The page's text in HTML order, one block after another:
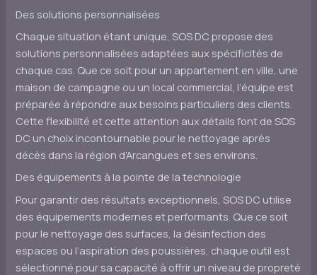
Des solutions personnalisées
Chaque situation étant unique, SOS DC propose des
solutions personnalisées adaptées aux spécificités de
chaque cas. Que ce soit pour un appartement en ville, une
maison de campagne ou un local commercial, l’équipe est
préparée à répondre aux besoins particuliers des clients.
Cette flexibilité et cette attention aux détails font de SOS
DC un choix incontournable pour le nettoyage après
décès dans la région d’Arcangues et ses environs.
Des équipements à la pointe de la technologie
Pour garantir des résultats exceptionnels, SOS DC utilise
des équipements modernes et performants. Que ce soit
pour le nettoyage des surfaces, la désinfection des
espaces ou l’aspiration des poussières, chaque outil est
sélectionné pour sa capacité à offrir un niveau de propreté